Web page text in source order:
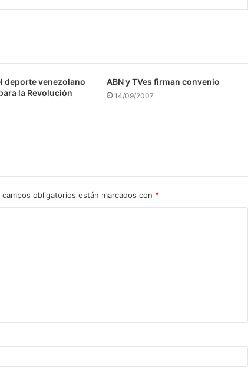
deporte venezolano
la Revolución
ABN y TVes firman convenio
14/09/2007
campos obligatorios están marcados con *